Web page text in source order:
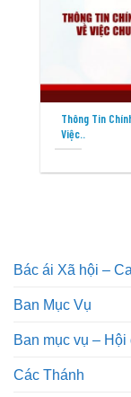
Thông Tin
Việc..
Bác ái Xã hội –
Ban Mục Vụ
Ban mục vụ – Hội
Các Thánh